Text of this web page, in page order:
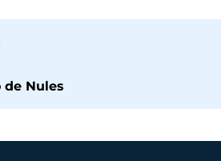
Nules